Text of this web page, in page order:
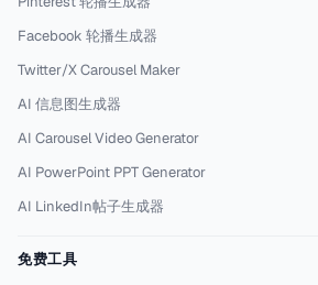
Facebook 轮播生成器
Twitter/X Carousel Maker
AI 信息图生成器
AI Carousel Video Generator
AI PowerPoint PPT Generator
AI LinkedIn帖子生成器
免费工具